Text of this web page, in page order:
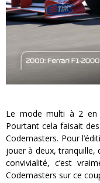
Le mode multi à 2 en
Pourtant cela faisait
Codemasters. Pour
jouer à deux, tranquille,
convivialité, c’est
Codemasters sur ce